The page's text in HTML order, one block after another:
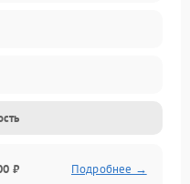
₽ Подробнее →